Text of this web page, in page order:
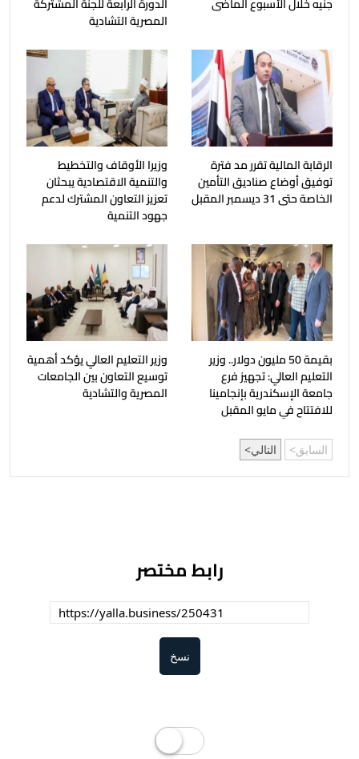
جنيه خلال الأسبوع الماضى
الدورة الرابعة للجنة المشتركة
المصرية التشادية
الرقابة المالية تقرر مد فترة
توفيق أوضاع صناديق التأمين
الخاصة حتى 31 ديسمبر المقبل
وزيرا الأوقاف والتخطيط
والتنمية الاقتصادية يبحثان
تعزيز التعاون المشترك لدعم
جهود التنمية
بقيمة 50 مليون دولار.. وزير
التعليم العالي: تجهيز فرع
جامعة الإسكندرية بإنجامينا
للافتتاح في مايو المقبل
وزير التعليم العالي يؤكد أهمية
توسيع التعاون بين الجامعات
المصرية والتشادية
السابق التالي
رابط مختصر
نسخ